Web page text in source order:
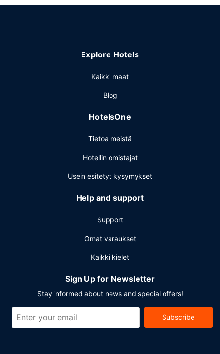
myyntiautomaatti.
Käytössäsi on ilmainen kiinteä internetyhteys, business
Explore Hotels
Kaikki maat
Blog
HotelsOne
Tietoa meistä
Hotellin omistajat
Usein esitetyt kysymykset
Help and support
Support
Omat varaukset
Kaikki kielet
Sign Up for Newsletter
Stay informed about news and special offers!
Subscribe